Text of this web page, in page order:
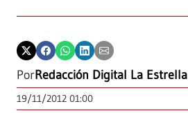
PorRedacción Digital La Estrella
19/11/2012 01:00